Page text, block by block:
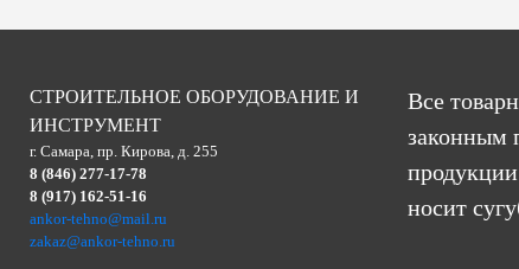
СТРОИТЕЛЬНОЕ ОБОРУДОВАНИЕ И
ИНСТРУМЕНТ
г. Самара, пр. Кирова, д. 255
8 (846) 277-17-78
8 (917) 162-51-16
ankor-tehno@mail.ru
zakaz@ankor-tehno.ru
Все
законным
носит